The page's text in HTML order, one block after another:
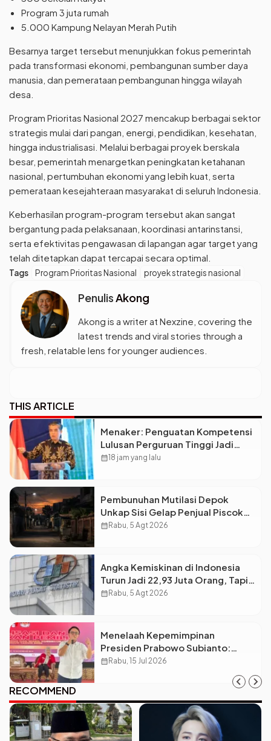
Program 3 juta rumah
5.000 Kampung Nelayan Merah Putih
Besarnya target tersebut menunjukkan fokus pemerintah
pada transformasi ekonomi, pembangunan sumber daya
manusia, dan pemerataan pembangunan hingga wilayah
desa.
Program Prioritas Nasional 2027 mencakup berbagai sektor
strategis mulai dari pangan, energi, pendidikan, kesehatan,
hingga industrialisasi. Melalui berbagai proyek berskala
besar, pemerintah menargetkan peningkatan ketahanan
nasional, pertumbuhan ekonomi yang lebih kuat, serta
pemerataan kesejahteraan masyarakat di seluruh Indonesia.
Keberhasilan program-program tersebut akan sangat
bergantung pada pelaksanaan, koordinasi antarinstansi,
serta efektivitas pengawasan di lapangan agar target yang
telah ditetapkan dapat tercapai secara optimal.
Tags Program Prioritas Nasional proyek strategis nasional
PenulisAkong
Akong is a writer at Nexzine, covering the
latest trends and viral stories through a
fresh, relatable lens for younger audiences.
THIS ARTICLE
Menaker: Penguatan Kompetensi
Lulusan Perguruan Tinggi Jadi
Kunci Menjawab Kebutuhan Dunia
calendar_month18 jam yang lalu
Pembunuhan Mutilasi Depok
Unkap Sisi Gelap Penjual Piscok
Berdarah Dingin
calendar_month Rabu, 5 Agt 2026
Angka Kemiskinan di Indonesia
Turun Jadi 22,93 Juta Orang, Tapi
Kenapa Ketimpangan Desa dan
calendar_month Rabu, 5 Agt 2026
Menelaah Kepemimpinan
Presiden Prabowo Subianto:
Antara Visi Besar, Implementasi,
calendar_month Rabu, 15 Jul 2026
RECOMMEND